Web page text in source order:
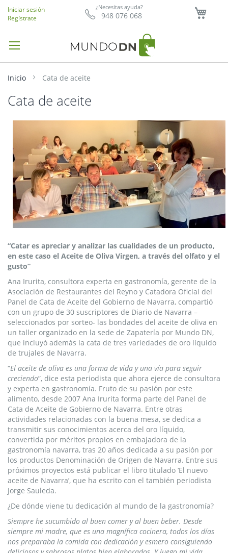
¿Necesitas ayuda?
948 076 068
Iniciar sesión
Regístrate
Inicio Cata de aceite
Cata de aceite
“Catar es apreciar y analizar las cualidades de un producto,
en este caso el Aceite de Oliva Virgen, a través del olfato y el
gusto”
Ana Irurita, consultora experta en gastronomía, gerente de la
Asociación de Restaurantes del Reyno y Catadora Oficial del
Panel de Cata de Aceite del Gobierno de Navarra, compartió
con un grupo de 30 suscriptores de Diario de Navarra –
seleccionados por sorteo- las bondades del aceite de oliva en
un taller organizado en la sede de Zapatería por Mundo DN,
que incluyó además la cata de tres variedades de oro líquido
de trujales de Navarra.
“El aceite de oliva es una forma de vida y una vía para seguir
creciendo”, dice esta periodista que ahora ejerce de consultora
y experta en gastronomía. Fruto de su pasión por este
alimento, desde 2007 Ana Irurita forma parte del Panel de
Cata de Aceite de Gobierno de Navarra. Entre otras
actividades relacionadas con la buena mesa, se dedica a
transmitir sus conocimientos acerca del oro líquido,
convertida por méritos propios en embajadora de la
gastronomía navarra, tras 20 años dedicada a su pasión por
los productos Denominación de Origen de Navarra. Entre sus
próximos proyectos está publicar el libro titulado ‘El nuevo
aceite de Navarra’, que ha escrito con el también periodista
Jorge Sauleda.
¿De dónde viene tu dedicación al mundo de la gastronomía?
Siempre he sucumbido al buen comer y al buen beber. Desde
siempre mi madre, que es una magnífica cocinera, todos los días
nos preparaba la comida con dedicación y esmero consiguiendo